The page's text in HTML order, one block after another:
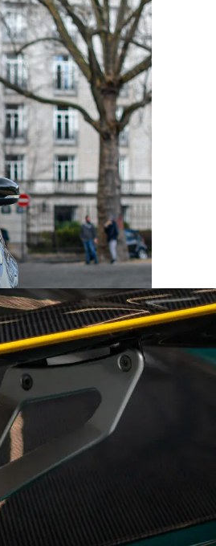
on adore aussi son
voiture : Autopedia.
charme unique et
ces constructeurs ont
Au sein des articles
automobile.